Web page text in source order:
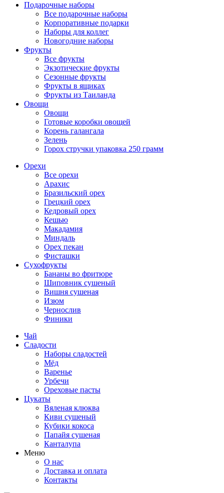
Подарочные наборы
Все подарочные наборы
Корпоративные подарки
Наборы для коллег
Новогодние наборы
Фрукты
Все фрукты
Экзотические фрукты
Сезонные фрукты
Фрукты в ящиках
Фрукты из Таиланда
Овощи
Овощи
Готовые коробки овощей
Корень галангала
Зелень
Горох стручки упаковка 250 грамм
Орехи
Все орехи
Арахис
Бразильский орех
Грецкий орех
Кедровый орех
Кешью
Макадамия
Миндаль
Орех пекан
Фисташки
Сухофрукты
Бананы во фритюре
Шиповник сушеный
Вишня сушеная
Изюм
Чернослив
Финики
Чай
Сладости
Наборы сладостей
Мёд
Варенье
Урбечи
Ореховые пасты
Цукаты
Вяленая клюква
Киви сушеный
Кубики кокоса
Папайя сушеная
Канталупа
Меню
О нас
Доставка и оплата
Контакты